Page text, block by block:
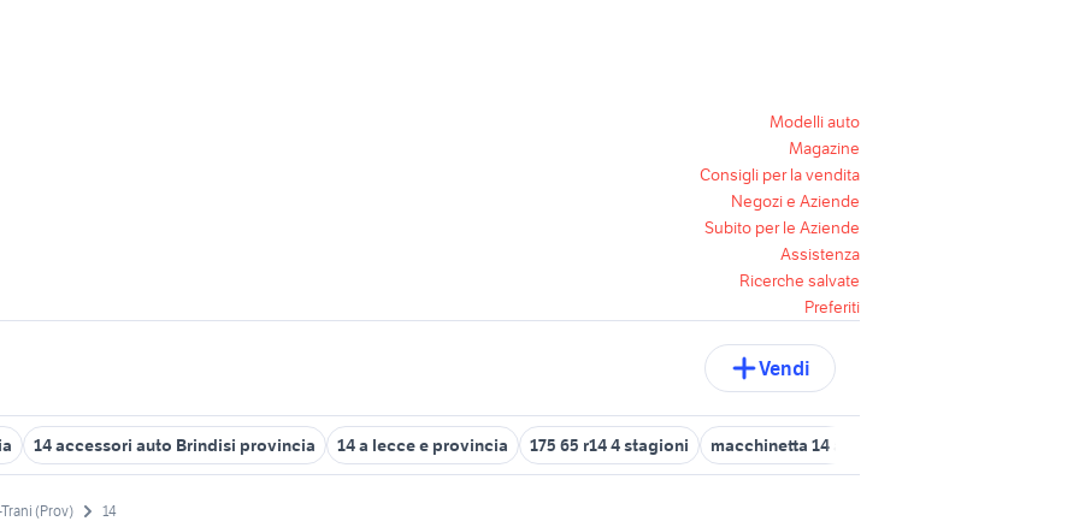
Modelli auto
Magazine
Consigli per la vendita
Negozi e Aziende
Subito per le Aziende
Assistenza
Ricerche salvate
Preferiti
Vendi
14 accessori auto Brindisi provincia 14 a lecce e provincia 175 65 r14 4 stagioni macchinetta 14 anni
(Prov) 14